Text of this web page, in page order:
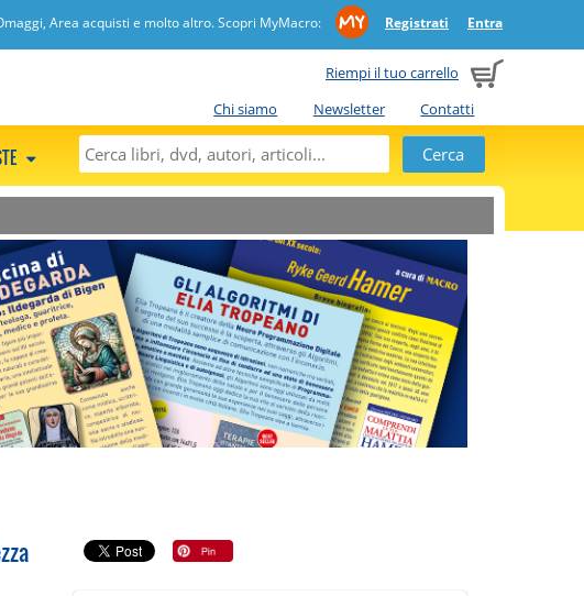
Area acquisti e molto altro. Scopri MyMacro: Registrati Entra
Riempi il tuo carrello
Chi siamo
Newsletter Contatti